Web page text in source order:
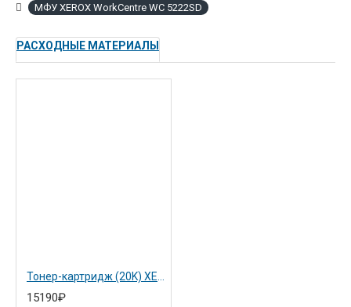
МФУ XEROX WorkCentre WC 5222SD
РАСХОДНЫЕ МАТЕРИАЛЫ
15190₽